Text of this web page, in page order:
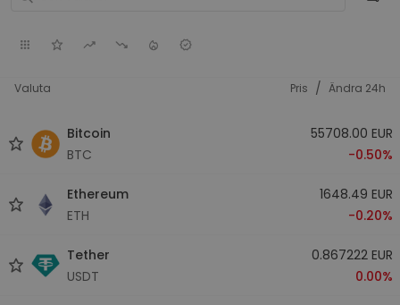
Valuta Pris / Ändra 24h
Bitcoin
BTC
55708.00 EUR
-0.50%
Ethereum
ETH
1648.49 EUR
-0.20%
Tether
USDT
0.867222 EUR
0.00%